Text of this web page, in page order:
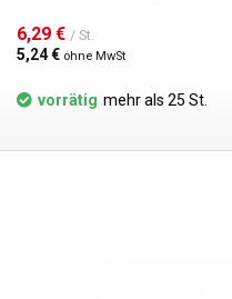
Kabel mit den Bananen
Stromkreis zu bilden. Erhältlich in
6,29 € / St.
5,24 € ohne MwSt
vorrätig mehr als 25 St.